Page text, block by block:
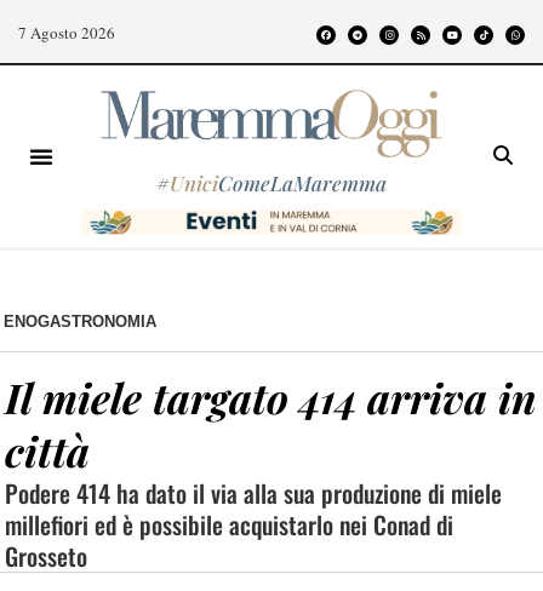
7 Agosto 2026
#UniciComeLaMaremma
ENOGASTRONOMIA
Il miele targato 414 arriva in
città
Podere 414 ha dato il via alla sua produzione di miele
millefiori ed è possibile acquistarlo nei Conad di
Grosseto